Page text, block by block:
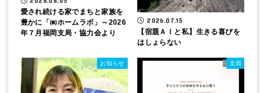
愛され続ける家でまちと家族を
豊かに「㈱ホームラボ」～2026
年７月福岡支局・協力会より
2026.07.15
【宿題ＡＩと私】生きる喜びを
はしょらない
お知らせ 支局